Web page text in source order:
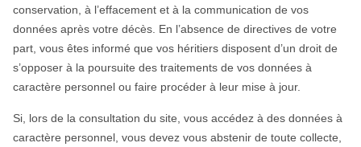
conservation, à l’effacement et à la communication de vos
données après votre décès. En l’absence de directives de votre
part, vous êtes informé que vos héritiers disposent d’un droit de
s’opposer à la poursuite des traitements de vos données à
caractère personnel ou faire procéder à leur mise à jour.
Si, lors de la consultation du site, vous accédez à des données à
caractère personnel, vous devez vous abstenir de toute collecte,